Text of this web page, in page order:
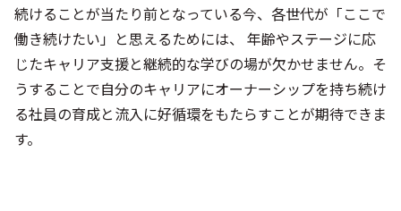
続けることが当たり前となっている今、各世代が「ここで
働き続けたい」と思えるためには、 年齢やステージに応
じたキャリア支援と継続的な学びの場が欠かせません。そ
うすることで自分のキャリアにオーナーシップを持ち続け
る社員の育成と流入に好循環をもたらすことが期待できま
す。